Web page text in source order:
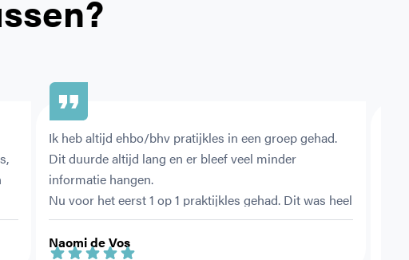
Naomi de Vos
Ik heb altijd ehbo/bhv pratijkles in een groep gehad.
Dit duurde altijd lang en er bleef veel minder
informatie hangen.
Nu voor het eerst 1 op 1 praktijkles gehad. Dit was heel
fijn. Ik voelde mij vrijer om tussendoor vragen te
stellen. Ook werden er alleen maar casussen